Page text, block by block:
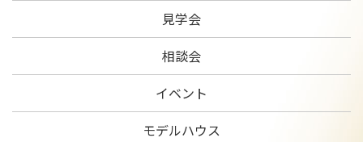
見学会
相談会
イベント
モデルハウス